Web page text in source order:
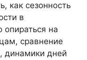
как сезонность
в
опираться на
сравнение
динамики дней